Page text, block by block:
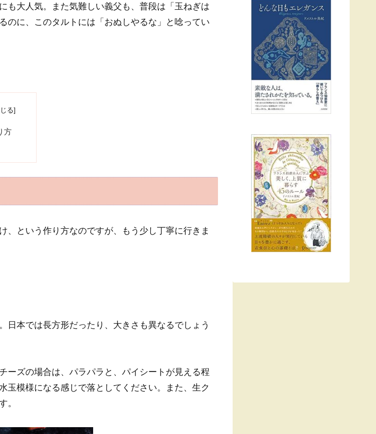
も大人気。また気難しい義父も、普段は「玉ねぎは
のに、このタルトには「おぬしやるな」と唸ってい
方
、という作り方なのですが、もう少し丁寧に行きま
本では長方形だったり、大きさも異なるでしょう
ーズの場合は、パラパラと、パイシートが見える程
玉模様になる感じで落としてください。また、生ク
。